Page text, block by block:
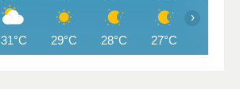
31°C 29°C 28°C 27°C
›